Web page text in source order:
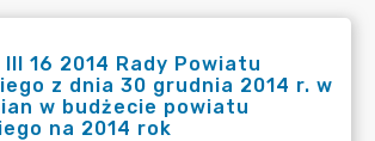
III 16 2014 Rady Powiatu
z dnia 30 grudnia 2014 r. w
w budżecie powiatu
na 2014 rok